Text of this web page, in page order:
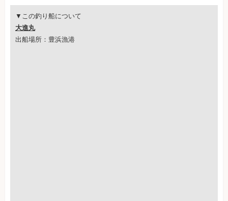
▼この釣り船について
大進丸
出船場所：豊浜漁港